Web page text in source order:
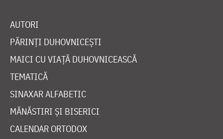
AUTORI
PĂRINȚI DUHOVNICEȘTI
MAICI CU VIAȚĂ DUHOVNICEASCĂ
TEMATICĂ
SINAXAR ALFABETIC
MĂNĂSTIRI ȘI BISERICI
CALENDAR ORTODOX